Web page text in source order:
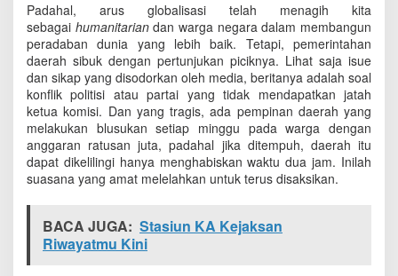
Padahal, arus globalisasi telah menagih kita
sebagai humanitariandan warga negara dalam membangun
peradaban dunia yang lebih baik. Tetapi, pemerintahan
daerah sibuk dengan pertunjukan piciknya. Lihat saja isue
dan sikap yang disodorkan oleh media, beritanya adalah soal
konflik politisi atau partai yang tidak mendapatkan jatah
ketua komisi. Dan yang tragis, ada pempinan daerah yang
melakukan blusukan setiap minggu pada warga dengan
anggaran ratusan juta, padahal jika ditempuh, daerah itu
dapat dikelilingi hanya menghabiskan waktu dua jam. Inilah
suasana yang amat melelahkan untuk terus disaksikan.
BACA JUGA: Stasiun KA Kejaksan
Riwayatmu Kini